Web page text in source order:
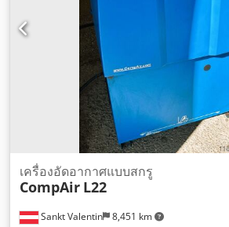
Sankt Valentin 8,451 km
เครื่องอัดอากาศแบบสกรู
CompAir L22